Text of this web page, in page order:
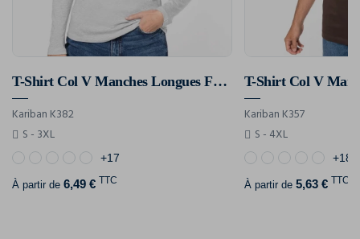
T-Shirt Col V Manches Longues Femme
Kariban K382
S - 3XL
+17
À partir de 6,49 € TTC
Kariban K357
S - 4XL
+18
À partir de 5,63 € TTC